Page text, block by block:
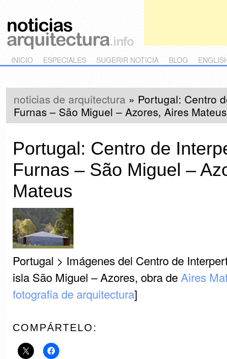
Main menu
Skip to primary content
Skip to secondary content
INICIO ESPECIALES SUGERIR NOTICIA BLOG
noticias de arquitectura » Portugal: Centro
Furnas – São Miguel – Azores, Aires Mateus
Portugal: Centro de
Furnas – São Miguel –
Mateus
Portugal > Imágenes del Centro de
isla São Miguel – Azores, obra de Aires
fotografia de arquitectura]
COMPÁRTELO: